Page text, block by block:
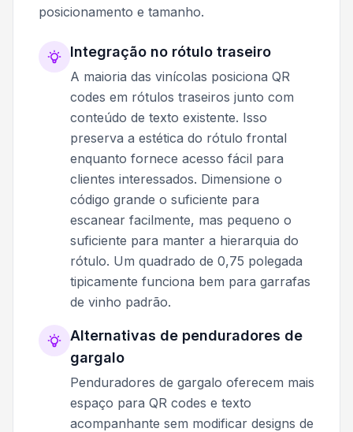
posicionamento e tamanho.
Integração no rótulo traseiro
A maioria das vinícolas posiciona QR
codes em rótulos traseiros junto com
conteúdo de texto existente. Isso
preserva a estética do rótulo frontal
enquanto fornece acesso fácil para
clientes interessados. Dimensione o
código grande o suficiente para
escanear facilmente, mas pequeno o
suficiente para manter a hierarquia do
rótulo. Um quadrado de 0,75 polegada
tipicamente funciona bem para garrafas
de vinho padrão.
Alternativas de penduradores de
gargalo
Penduradores de gargalo oferecem mais
espaço para QR codes e texto
acompanhante sem modificar designs de